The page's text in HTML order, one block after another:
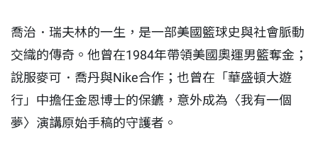
喬治．瑞夫林的一生，是一部美國籃球史與社會脈動
交織的傳奇。他曾在1984年帶領美國奧運男籃奪金；
說服麥可．喬丹與Nike合作；也曾在「華盛頓大遊
行」中擔任金恩博士的保鑣，意外成為〈我有一個
夢〉演講原始手稿的守護者。